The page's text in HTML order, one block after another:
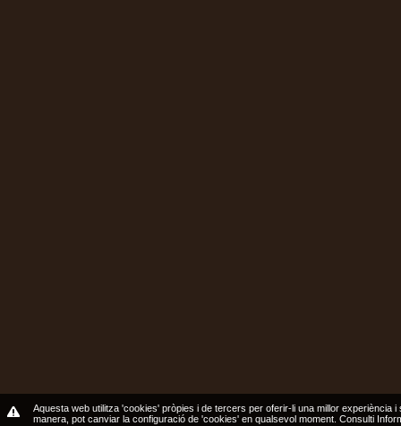
Aquesta web utilitza 'cookies' pròpies i de tercers per oferir-li una millor
manera, pot canviar la configuració de 'cookies' en qualsevol moment. Consulti